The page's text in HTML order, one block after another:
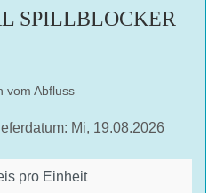
SPILLBLOCKER
vom Abfluss
Mi, 19.08.2026
pro Einheit